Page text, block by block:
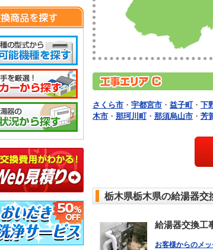
さくら市 ・ 宇都宮市 ・ 益子町・ 下
木市 ・ 那珂川町・ 那須烏山市 ・ 芳
栃木県栃木県の給湯器交
給湯器交換工
お客様からのメ